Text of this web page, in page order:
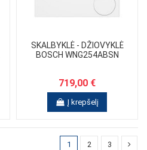
SKALBYKLĖ - DŽIOVYKLĖ
BOSCH WNG254ABSN
719,00 €
Į krepšelį
1 2 3